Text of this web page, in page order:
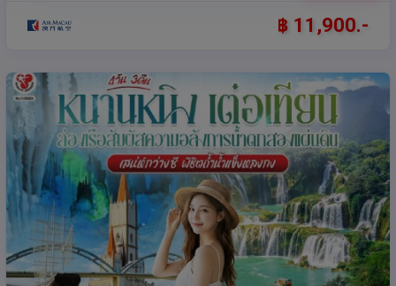
฿ 11,900.-